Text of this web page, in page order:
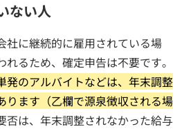
ない人
社に継続的に雇用されている場
るため、確定申告は不要です。
発のアルバイトなどは、年末調整
ります（乙欄で源泉徴収される場
否は、年末調整されなかった給与